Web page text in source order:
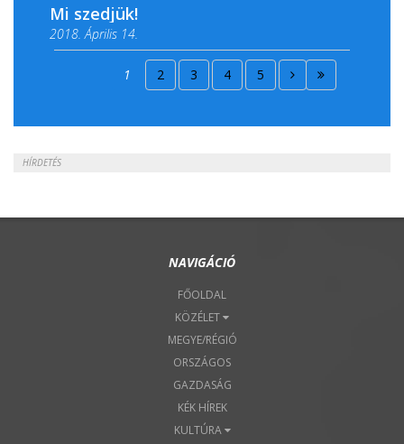
Mi szedjük!
2018. Április 14.
2018. Április 15.
1 2 3 4 5
HÍRDETÉS
NAVIGÁCIÓ
FŐOLDAL
KÖZÉLET
MEGYE/RÉGIÓ
ORSZÁGOS
GAZDASÁG
KÉK HÍREK
KULTÚRA